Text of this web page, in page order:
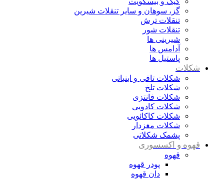
گز، سوهان و سایر تنقلات شیرین
تنقلات ترش
تنقلات شور
شیرینی ها
آدامس ها
پاستیل ها
شکلات
شکلات تافی و ابنباتی
شکلات تلخ
شکلات فانتزی
شکلات کادویی
شکلات کاکائویی
شکلات مغزدار
پشمک شکلاتی
قهوه و اکسسوری
قهوه
پودر قهوه
دان قهوه